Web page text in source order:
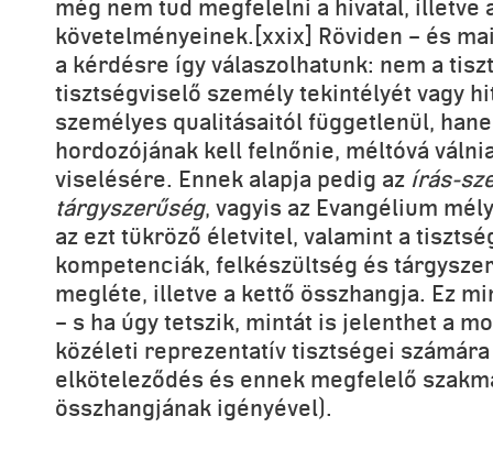
még nem tud megfelelni a hivatal, illetve
követelményeinek.[xxix] Röviden – és
a kérdésre így válaszolhatunk: nem a
tisztségviselő személy tekintélyét vagy
személyes qualitásaitól függetlenül,
hordozójának kell felnőnie, méltóvá
viselésére. Ennek alapja pedig az írás-
tárgyszerűség, vagyis az Evangélium
az ezt tükröző életvitel, valamint a
kompetenciák, felkészültség és
megléte, illetve a kettő összhangja. Ez
– s ha úgy tetszik, mintát is jelenthet a
közéleti reprezentatív tisztségei
elköteleződés és ennek megfelelő
összhangjának igényével).